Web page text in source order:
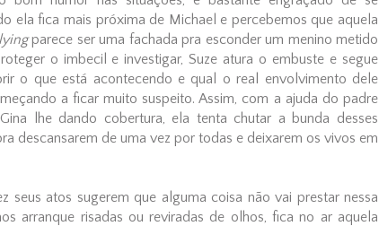
ela fica mais próxima de Michael e percebemos que aquela
parece ser uma fachada pra esconder um menino metido
o imbecil e investigar, Suze atura o embuste e segue
o que está acontecendo e qual o real envolvimento dele
a ficar muito suspeito. Assim, com a ajuda do padre
lhe dando cobertura, ela tenta chutar a bunda desses
descansarem de uma vez por todas e deixarem os vivos em
seus atos sugerem que alguma coisa não vai prestar nessa
arranque risadas ou reviradas de olhos, fica no ar aquela